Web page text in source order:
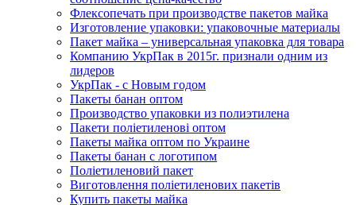
Флексопечать при производстве пакетов майка
Изготовление упаковки: упаковочные материалы
Пакет майка – универсальная упаковка для товара
Компанию УкрПак в 2015г. признали одним из
лидеров
УкрПак - с Новым годом
Пакеты банан оптом
Производство упаковки из полиэтилена
Пакети поліетиленові оптом
Пакеты майка оптом по Украине
Пакеты банан с логотипом
Поліетиленовий пакет
Виготовлення поліетиленових пакетів
Купить пакеты майка